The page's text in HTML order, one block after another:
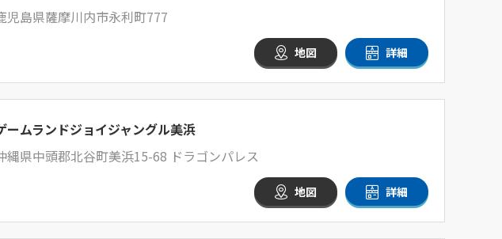
児島県薩摩川内市永利町777
地図 詳細
ームランドジョイジャングル美浜
縄県中頭郡北谷町美浜15-68 ドラゴンパレス
地図 詳細